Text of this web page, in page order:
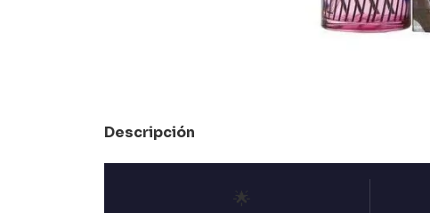
Descripción
🌟